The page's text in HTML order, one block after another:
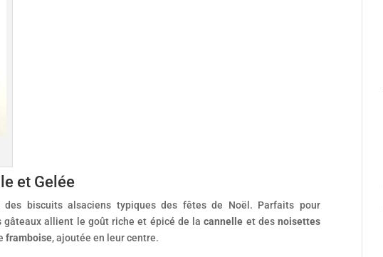
et Gelée
des biscuits alsaciens typiques des fêtes de Noël. Parfaits pour
gâteaux allient le goût riche et épicé de lacannelle et desnoisettes
framboise, ajoutée en leur centre.